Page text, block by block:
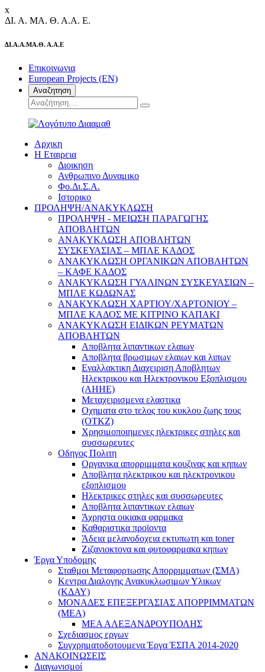
x
ΔΙ. Α. ΜΑ. Θ. Α.Α. Ε.
ΔΙ.Α.Α.ΜΑ.Θ. Α.Α.Ε
Επικοινωνια
European Projects (EN)
Αναζητηση
Αρχικη
Η Εταιρεια
Διοικηση
Ανθρωπινο Δυναμικο
Φο.Δι.Σ.Α.
Ιστορικο
ΠΡΟΛΗΨΗ/ΑΝΑΚΥΚΛΩΣΗ
ΠΡΟΛΗΨΗ - ΜΕΙΩΣΗ ΠΑΡΑΓΩΓΗΣ
ΑΠΟΒΛΗΤΩΝ
ΑΝΑΚΥΚΛΩΣΗ ΑΠΟΒΛΗΤΩΝ
ΣΥΣΚΕΥΑΣΙΑΣ – ΜΠΛΕ ΚΑΔΟΣ
ΑΝΑΚΥΚΛΩΣΗ ΟΡΓΑΝΙΚΩΝ ΑΠΟΒΛΗΤΩΝ
– ΚΑΦΕ ΚΑΔΟΣ
ΑΝΑΚΥΚΛΩΣΗ ΓΥΑΛΙΝΩΝ ΣΥΣΚΕΥΑΣΙΩΝ –
ΜΠΛΕ ΚΩΔΩΝΑΣ
ΑΝΑΚΥΚΛΩΣΗ ΧΑΡΤΙΟΥ/ΧΑΡΤΟΝΙΟΥ –
ΜΠΛΕ ΚΑΔΟΣ ΜΕ ΚΙΤΡΙΝΟ ΚΑΠΑΚΙ
ΑΝΑΚΥΚΛΩΣΗ ΕΙΔΙΚΩΝ ΡΕΥΜΑΤΩΝ
ΑΠΟΒΛΗΤΩΝ
Αποβλητα λιπαντικων ελαιων
Αποβλητα βρωσιμων ελαιων και λιπων
Εναλλακτικη Διαχειριση Αποβλητων
Ηλεκτρικου και Ηλεκτρονικου Εξοπλισμου
(ΑΗΗΕ)
Μεταχειρισμενα ελαστικα
Οχηματα στο τελος του κυκλου ζωης τους
(ΟΤΚΖ)
Χρησιμοποιημενες ηλεκτρικες στηλες και
συσσωρευτες
Οδηγος Πολιτη
Οργανικα απορριμματα κουζινας και κηπων
Αποβλητα ηλεκτρικου και ηλεκτρονικου
εξοπλισμου
Ηλεκτρικες στηλες και συσσωρευτες
Αποβλητα λιπαντικων ελαιων
Άχρηστα οικιακα φαρμακα
Καθαριστικα προϊοντα
Άδεια μελανοδοχεια εκτυπωτη και toner
Ζιζανιοκτονα και φυτοφαρμακα κηπων
Έργα Υποδομης
Σταθμοι Μεταφορτωσης Απορριμματων (ΣΜΑ)
Κεντρα Διαλογης Ανακυκλωσιμων Υλικων
(ΚΔΑΥ)
ΜΟΝΑΔΕΣ ΕΠΕΞΕΡΓΑΣΙΑΣ ΑΠΟΡΡΙΜΜΑΤΩΝ
(ΜΕΑ)
ΜΕΑ ΑΛΕΞΑΝΔΡΟΥΠΟΛΗΣ
Σχεδιασμος εργων
Συγχρηματοδοτουμενα Έργα ΈΣΠΑ 2014-2020
ΑΝΑΚΟΙΝΩΣΕΙΣ
Διαγωνισμοί